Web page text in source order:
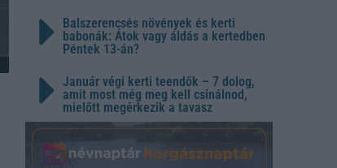
Balszerencsés növények és kerti
babonák: Átok vagy áldás a kertedben
Péntek 13-án?
Január végi kerti teendők – 7 dolog,
amit most még meg kell csinálnod,
mielőtt megérkezik a tavasz